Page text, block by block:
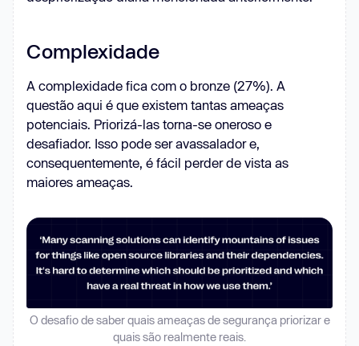
Complexidade
A complexidade fica com o bronze (27%). A
questão aqui é que existem tantas ameaças
potenciais. Priorizá-las torna-se oneroso e
desafiador. Isso pode ser avassalador e,
consequentemente, é fácil perder de vista as
maiores ameaças.
O desafio de saber quais ameaças de segurança priorizar e
quais são realmente reais.